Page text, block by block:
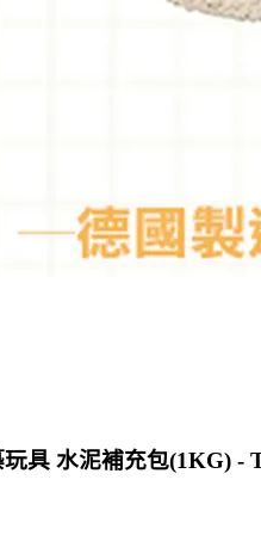
玩具 水泥補充包(1KG) -